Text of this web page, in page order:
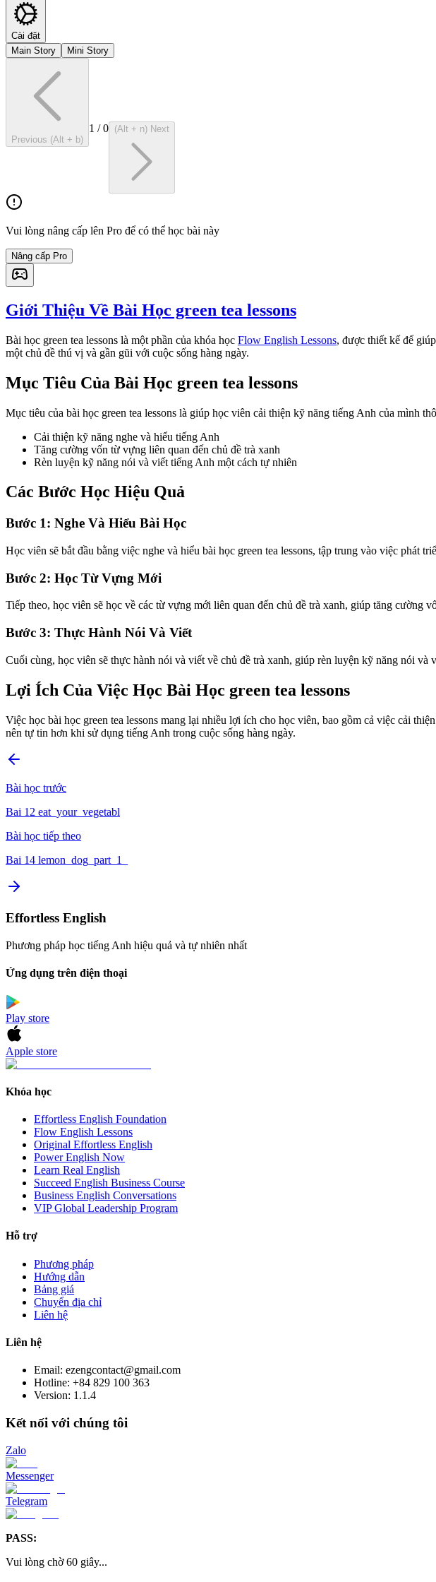
Cài đặt
Main Story
Mini Story
Previous (Alt + b)
1 /0 (Alt + n) Next
Vui lòng nâng cấp lên Pro để có thể học bài này
Nâng cấp Pro
Giới Thiệu Về Bài Học green tea lessons
Bài học green tea lessons là một phần của khóa học Flow English Lessons, được thiết kế để
một chủ đề thú vị và gần gũi với cuộc sống hàng ngày.
Mục Tiêu Của Bài Học green tea lessons
Mục tiêu của bài học green tea lessons là giúp học viên cải thiện kỹ năng tiếng Anh của mình
Cải thiện kỹ năng nghe và hiểu tiếng Anh
Tăng cường vốn từ vựng liên quan đến chủ đề trà xanh
Rèn luyện kỹ năng nói và viết tiếng Anh một cách tự nhiên
Các Bước Học Hiệu Quả
Bước 1: Nghe Và Hiểu Bài Học
Học viên sẽ bắt đầu bằng việc nghe và hiểu bài học green tea lessons, tập trung vào việc phát
Bước 2: Học Từ Vựng Mới
Tiếp theo, học viên sẽ học về các từ vựng mới liên quan đến chủ đề trà xanh, giúp tăng cường
Bước 3: Thực Hành Nói Và Viết
Cuối cùng, học viên sẽ thực hành nói và viết về chủ đề trà xanh, giúp rèn luyện kỹ năng nói và
Lợi Ích Của Việc Học Bài Học green tea lessons
Việc học bài học green tea lessons mang lại nhiều lợi ích cho học viên, bao gồm cả việc cải
nên tự tin hơn khi sử dụng tiếng Anh trong cuộc sống hàng ngày.
Bài học trước
Bai 12 eat_your_vegetabl
Bài học tiếp theo
Bai 14 lemon_dog_part_1_
Effortless English
Phương pháp học tiếng Anh hiệu quả và tự nhiên nhất
Ứng dụng trên điện thoại
Play store
Apple store
Khóa học
Effortless English Foundation
Flow English Lessons
Original Effortless English
Power English Now
Learn Real English
Succeed English Business Course
Business English Conversations
VIP Global Leadership Program
Hỗ trợ
Phương pháp
Hướng dẫn
Bảng giá
Chuyển địa chỉ
Liên hệ
Liên hệ
Email: ezengcontact@gmail.com
Hotline: +84 829 100 363
Version: 1.1.4
Kết nối với chúng tôi
Zalo
Messenger
Telegram
PASS:
Vui lòng chờ 60 giây...